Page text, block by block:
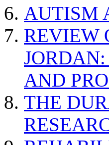
AUTISM
REVIEW
AND
THE